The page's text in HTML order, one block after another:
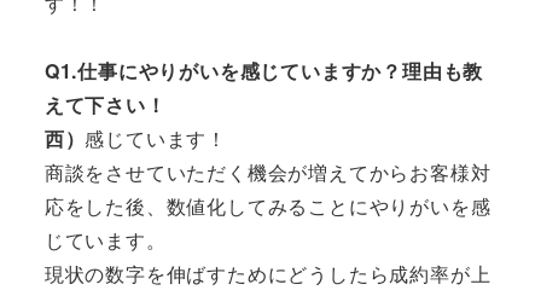
Q1.仕事にやりがいを感じていますか？理由も教
えて下さい！
西）感じています！
商談をさせていただく機会が増えてからお客様対
応をした後、数値化してみることにやりがいを感
じています。
現状の数字を伸ばすためにどうしたら成約率が上